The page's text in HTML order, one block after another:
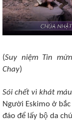
(Suy niệm Tin
Chay)
Sói chết vì khát máu
Người Eskimo ở
đáo để lấy bộ da